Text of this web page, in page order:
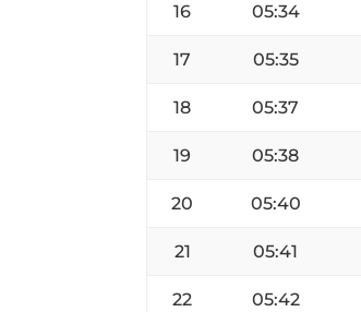
16 05:34
17 05:35
18 05:37
19 05:38
20 05:40
21 05:41
22 05:42